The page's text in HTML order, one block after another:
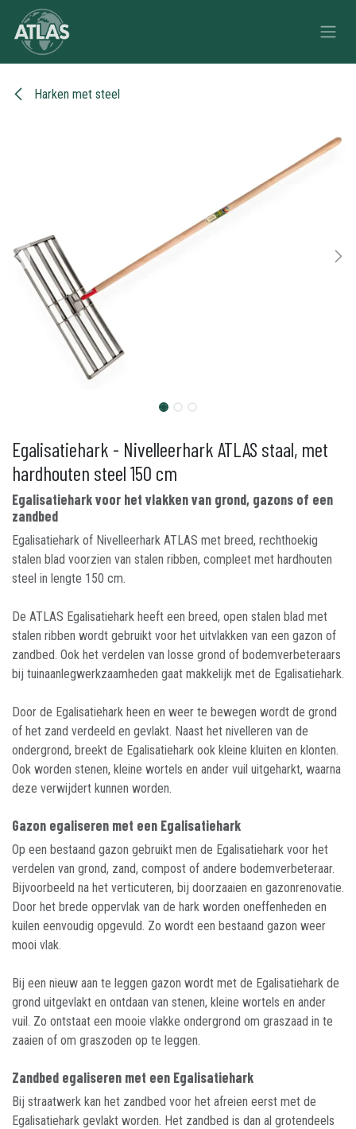
Overslaan naar inhoud
Harken met steel
Egalisatiehark - Nivelleerhark ATLAS staal, met
hardhouten steel 150 cm
Egalisatiehark voor het vlakken van grond, gazons of een
zandbed
Egalisatiehark of Nivelleerhark ATLAS met breed, rechthoekig
stalen blad voorzien van stalen ribben, compleet met hardhouten
steel in lengte 150 cm.
De ATLAS Egalisatiehark heeft een breed, open stalen blad met
stalen ribben wordt gebruikt voor het uitvlakken van een gazon of
zandbed. Ook het verdelen van losse grond of bodemverbeteraars
bij tuinaanlegwerkzaamheden gaat makkelijk met de Egalisatiehark.
Door de Egalisatiehark heen en weer te bewegen wordt de grond
of het zand verdeeld en gevlakt. Naast het nivelleren van de
ondergrond, breekt de Egalisatiehark ook kleine kluiten en klonten.
Ook worden stenen, kleine wortels en ander vuil uitgeharkt, waarna
deze verwijdert kunnen worden.
Gazon egaliseren met een Egalisatiehark
Op een bestaand gazon gebruikt men de Egalisatiehark voor het
verdelen van grond, zand, compost of andere bodemverbeteraar.
Bijvoorbeeld na het verticuteren, bij doorzaaien en gazonrenovatie.
Door het brede oppervlak van de hark worden oneffenheden en
kuilen eenvoudig opgevuld. Zo wordt een bestaand gazon weer
mooi vlak.
Bij een nieuw aan te leggen gazon wordt met de Egalisatiehark de
grond uitgevlakt en ontdaan van stenen, kleine wortels en ander
vuil. Zo ontstaat een mooie vlakke ondergrond om graszaad in te
zaaien of om graszoden op te leggen.
Zandbed egaliseren met een Egalisatiehark
Bij straatwerk kan het zandbed voor het afreien eerst met de
Egalisatiehark gevlakt worden. Het zandbed is dan al grotendeels